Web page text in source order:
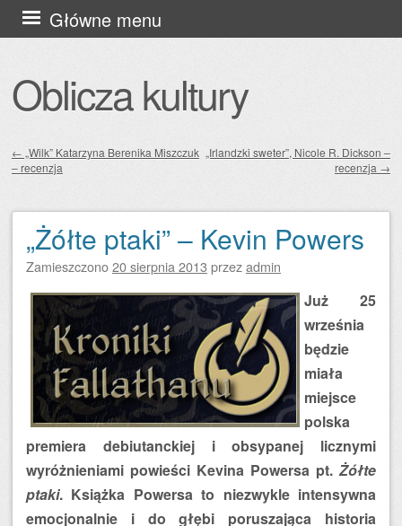
Oblicza kultury
Główne menu
Przejdź
do
Zobacz wpisy
← „Wilk” Katarzyna Berenika Miszczuk
– recenzja
„Irlandzki sweter”, Nicole R. Dickson –
recenzja →
„Żółte ptaki” – Kevin Powers
Zamieszczono20 sierpnia 2013 przezadmin
Już 25
września
będzie
miała
miejsce
polska
premiera debiutanckiej i obsypanej licznymi
wyróżnieniami powieści Kevina Powersa pt. Żółte
ptaki. Książka Powersa to niezwykle intensywna
emocjonalnie i do głębi poruszająca historia